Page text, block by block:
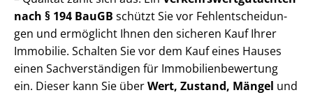
nach § 194 BauGB schützt Sie vor Fehl­ent­schei­dun­
gen und ermöglicht Ihnen den sicheren Kauf Ihrer
Immobilie. Schalten Sie vor dem Kauf eines Hauses
einen Sach­ver­stän­di­gen für Im­mo­bi­li­en­be­wer­tung
ein. Dieser kann Sie überWert, Zustand, Mängel und